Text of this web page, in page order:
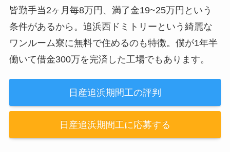
皆勤手当2ヶ月毎8万円、満了金19~25万円という
条件があるから。追浜西ドミトリーという綺麗な
ワンルーム寮に無料で住めるのも特徴。僕が1年半
働いて借金300万を完済した工場でもあります。
日産追浜期間工の評判
日産追浜期間工に応募する